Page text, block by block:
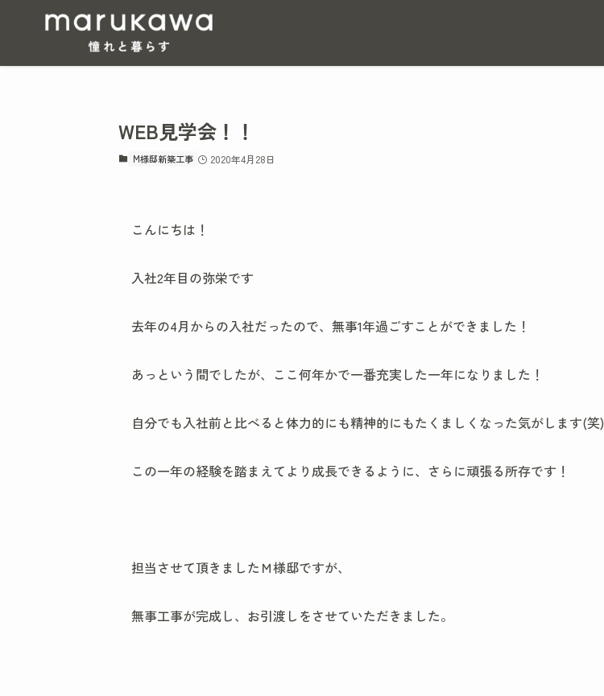
WEB見学会！！
M様邸新築工事 2020年4月28日
こんにちは！
入社2年目の弥栄です
去年の4月からの入社だったので、無事1年過ごすことができました！
あっという間でしたが、ここ何年かで一番充実した一年になりました！
自分でも入社前と比べると体力的にも精神的にもたくましくなった気がします(笑)
この一年の経験を踏まえてより成長できるように、さらに頑張る所存です！
担当させて頂きましたＭ様邸ですが、
無事工事が完成し、お引渡しをさせていただきました。